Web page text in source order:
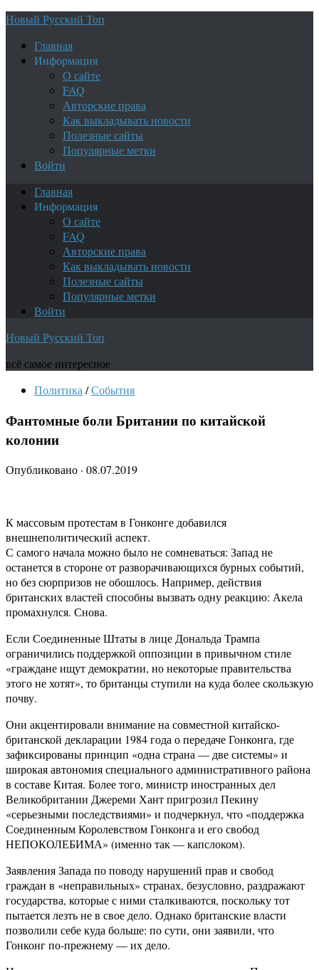
Новый Русский Топ
Главная
Информация
О сайте
FAQ
Авторские права
Как выкладывать новости
Полезные сайты
Популярные метки
Войти
Главная
Информация
О сайте
FAQ
Авторские права
Как выкладывать новости
Полезные сайты
Популярные метки
Войти
Новый Русский Топ
всё самое интересное
Политика /События
Фантомные боли Британии по китайской
колонии
Опубликовано · 08.07.2019
К массовым протестам в Гонконге добавился
внешнеполитический аспект.
С самого начала можно было не сомневаться: Запад не
останется в стороне от разворачивающихся бурных событий,
но без сюрпризов не обошлось. Например, действия
британских властей способны вызвать одну реакцию: Акела
промахнулся. Снова.
Если Соединенные Штаты в лице Дональда Трампа
ограничились поддержкой оппозиции в привычном стиле
«граждане ищут демократии, но некоторые правительства
этого не хотят», то британцы ступили на куда более скользкую
почву.
Они акцентировали внимание на совместной китайско-
британской декларации 1984 года о передаче Гонконга, где
зафиксированы принцип «одна страна — две системы» и
широкая автономия специального административного района
в составе Китая. Более того, министр иностранных дел
Великобритании Джереми Хант пригрозил Пекину
«серьезными последствиями» и подчеркнул, что «поддержка
Соединенным Королевством Гонконга и его свобод
НЕПОКОЛЕБИМА» (именно так — капслоком).
Заявления Запада по поводу нарушений прав и свобод
граждан в «неправильных» странах, безусловно, раздражают
государства, которые с ними сталкиваются, поскольку тот
пытается лезть не в свое дело. Однако британские власти
позволили себе куда больше: по сути, они заявили, что
Гонконг по-прежнему — их дело.